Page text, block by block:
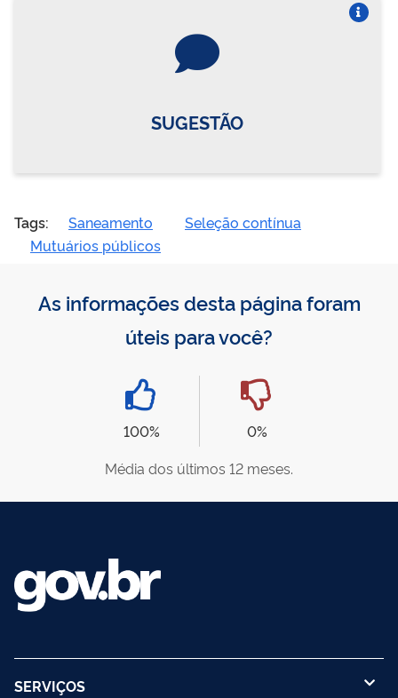
SUGESTÃO
Tags: Saneamento
Seleção contínua
Mutuários públicos
As informações desta página foram
úteis para você?
100%
0%
Média dos últimos 12 meses.
SERVIÇOS